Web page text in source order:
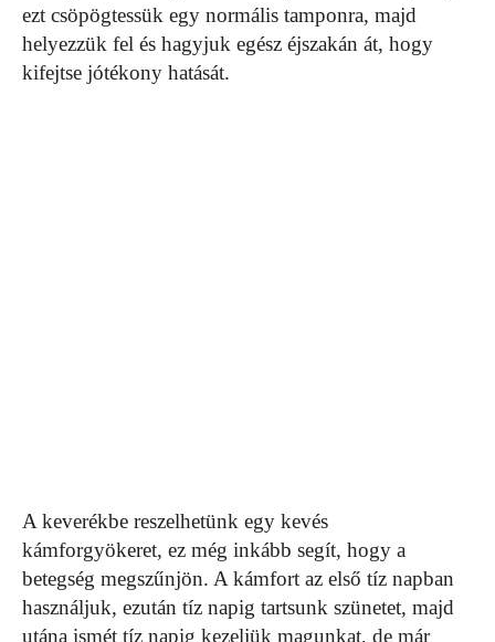
ezt csöpögtessük egy normális tamponra, majd
helyezzük fel és hagyjuk egész éjszakán át, hogy
kifejtse jótékony hatását.
A keverékbe reszelhetünk egy kevés
kámforgyökeret, ez még inkább segít, hogy a
betegség megszűnjön. A kámfort az első tíz napban
használjuk, ezután tíz napig tartsunk szünetet, majd
utána ismét tíz napig kezeljük magunkat, de már